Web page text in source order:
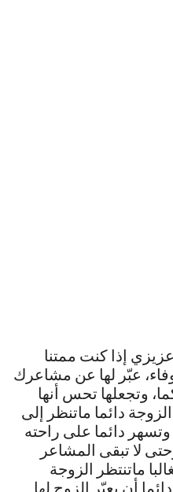
إذا كنت ممتنا
عبّر لها عن مشاعرك
وتجعلها تحس أنها
دائما ماتنظر إلى
دائما على راحته
لا تبقى المشاعر
ماتنتظر الزوجة
أن يعبّر الزوج لها